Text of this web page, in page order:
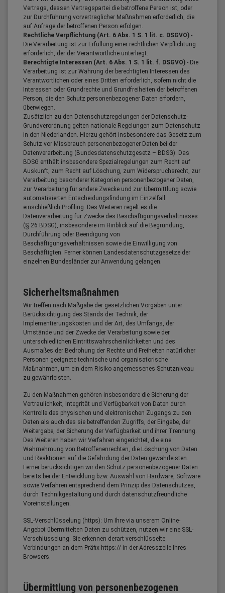
Vertrags, dessen Vertragspartei die betroffene Person ist, oder
zur Durchführung vorvertraglicher Maßnahmen erforderlich, die
auf Anfrage der betroffenen Person erfolgen.
Rechtliche Verpflichtung (Art. 6 Abs. 1 S. 1 lit. c. DSGVO) -
Die Verarbeitung ist zur Erfüllung einer rechtlichen Verpflichtung
erforderlich, der der Verantwortliche unterliegt.
Berechtigte Interessen (Art. 6 Abs. 1 S. 1 lit. f. DSGVO) - Die
Verarbeitung ist zur Wahrung der berechtigten Interessen des
Verantwortlichen oder eines Dritten erforderlich, sofern nicht die
Interessen oder Grundrechte und Grundfreiheiten der betroffenen
Person, die den Schutz personenbezogener Daten erfordern,
überwiegen.
Zusätzlich zu den Datenschutzregelungen der Datenschutz-
Grundverordnung gelten nationale Regelungen zum Datenschutz
in den Niederlanden. Hierzu gehört insbesondere das Gesetz zum
Schutz vor Missbrauch personenbezogener Daten bei der
Datenverarbeitung (Bundesdatenschutzgesetz – BDSG). Das
BDSG enthält insbesondere Spezialregelungen zum Recht auf
Auskunft, zum Recht auf Löschung, zum Widerspruchsrecht, zur
Verarbeitung besonderer Kategorien personenbezogener Daten,
zur Verarbeitung für andere Zwecke und zur Übermittlung sowie
automatisierten Entscheidungsfindung im Einzelfall
einschließlich Profiling. Des Weiteren regelt es die
Datenverarbeitung für Zwecke des Beschäftigungsverhältnisses
(§ 26 BDSG), insbesondere im Hinblick auf die Begründung,
Durchführung oder Beendigung von
Beschäftigungsverhältnissen sowie die Einwilligung von
Beschäftigten. Ferner können Landesdatenschutzgesetze der
einzelnen Bundesländer zur Anwendung gelangen.
Sicherheitsmaßnahmen
Wir treffen nach Maßgabe der gesetzlichen Vorgaben unter
Berücksichtigung des Stands der Technik, der
Implementierungskosten und der Art, des Umfangs, der
Umstände und der Zwecke der Verarbeitung sowie der
unterschiedlichen Eintrittswahrscheinlichkeiten und des
Ausmaßes der Bedrohung der Rechte und Freiheiten natürlicher
Personen geeignete technische und organisatorische
Maßnahmen, um ein dem Risiko angemessenes Schutzniveau
zu gewährleisten.
Zu den Maßnahmen gehören insbesondere die Sicherung der
Vertraulichkeit, Integrität und Verfügbarkeit von Daten durch
Kontrolle des physischen und elektronischen Zugangs zu den
Daten als auch des sie betreffenden Zugriffs, der Eingabe, der
Weitergabe, der Sicherung der Verfügbarkeit und ihrer Trennung.
Des Weiteren haben wir Verfahren eingerichtet, die eine
Wahrnehmung von Betroffenenrechten, die Löschung von Daten
und Reaktionen auf die Gefährdung der Daten gewährleisten.
Ferner berücksichtigen wir den Schutz personenbezogener Daten
bereits bei der Entwicklung bzw. Auswahl von Hardware, Software
sowie Verfahren entsprechend dem Prinzip des Datenschutzes,
durch Technikgestaltung und durch datenschutzfreundliche
Voreinstellungen.
SSL-Verschlüsselung (https): Um Ihre via unserem Online-
Angebot übermittelten Daten zu schützen, nutzen wir eine SSL-
Verschlüsselung. Sie erkennen derart verschlüsselte
Verbindungen an dem Präfix https:// in der Adresszeile Ihres
Browsers.
Übermittlung von personenbezogenen